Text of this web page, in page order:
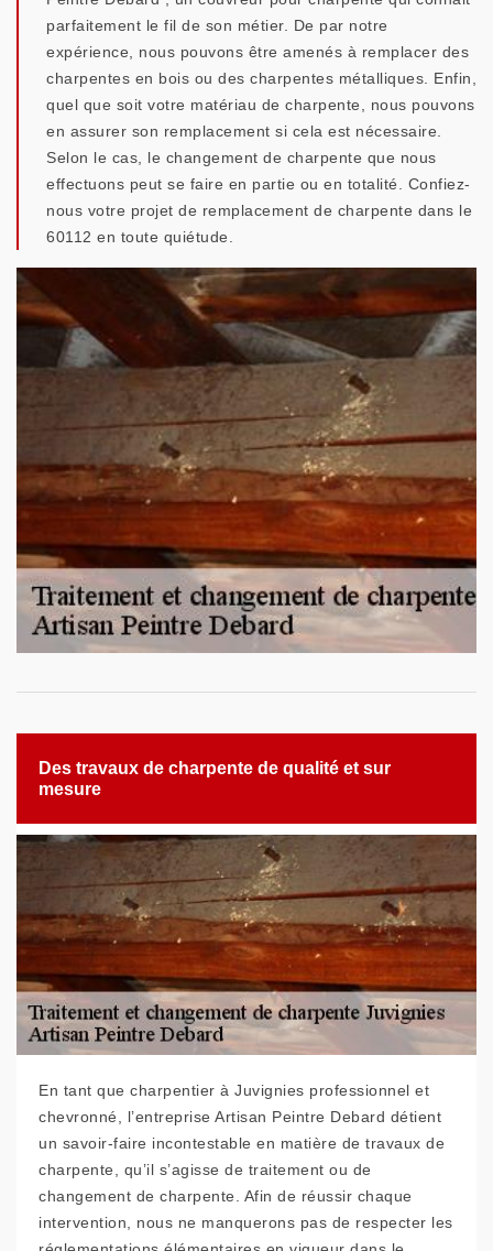
parfaitement le fil de son métier. De par notre
expérience, nous pouvons être amenés à remplacer des
charpentes en bois ou des charpentes métalliques. Enfin,
quel que soit votre matériau de charpente, nous pouvons
en assurer son remplacement si cela est nécessaire.
Selon le cas, le changement de charpente que nous
effectuons peut se faire en partie ou en totalité. Confiez-
nous votre projet de remplacement de charpente dans le
60112 en toute quiétude.
Des travaux de charpente de qualité et sur
mesure
En tant que charpentier à Juvignies professionnel et
chevronné, l’entreprise Artisan Peintre Debard détient
un savoir-faire incontestable en matière de travaux de
charpente, qu’il s’agisse de traitement ou de
changement de charpente. Afin de réussir chaque
intervention, nous ne manquerons pas de respecter les